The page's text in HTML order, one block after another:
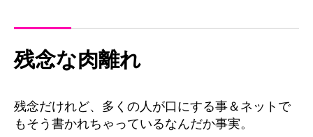
残念な肉離れ
残念だけれど、多くの人が口にする事＆ネットで
もそう書かれちゃっているなんだか事実。